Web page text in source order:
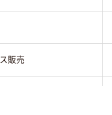
販売